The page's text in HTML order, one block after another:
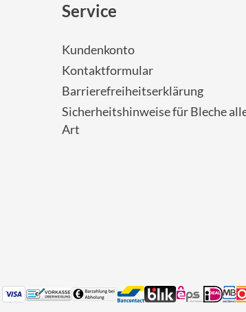
Service
Kundenkonto
Kontaktformular
Barrierefreiheitserklärung
Sicherheitshinweise für Bleche
Art